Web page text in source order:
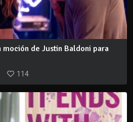
de Justin Baldoni para
114